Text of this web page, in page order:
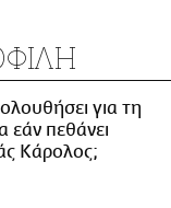
για τη
εάν πεθάνει
Κάρολος;